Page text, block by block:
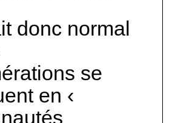
donc normal
se
en ‹